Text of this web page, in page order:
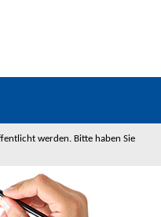
werden. Bitte haben Sie